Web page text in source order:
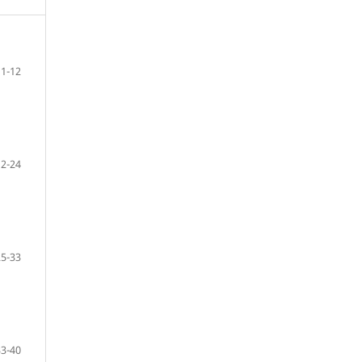
1-12
24
33
40